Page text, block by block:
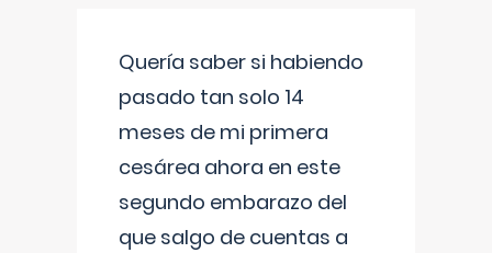
Quería saber si habiendo
pasado tan solo 14
meses de mi primera
cesárea ahora en este
segundo embarazo del
que salgo de cuentas a